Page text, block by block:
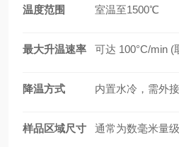
温度范围 室温至1500℃
最大升温速率 可达 100°C/min
降温方式 内置水冷，需外
样品区域尺寸 通常为数毫米量级